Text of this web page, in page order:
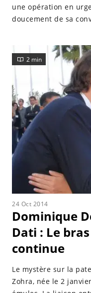
une opéra­tion en
doucement de sa
n'apparaissait pas
fortement amaigri et
les rumeurs de
2 min
24 Oct 2014
Dominique
Dati : Le
continue
Le mystère sur la
Zohra, née le 2